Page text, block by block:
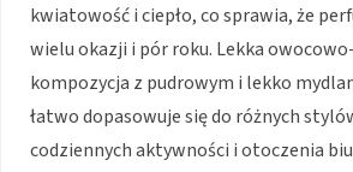
kwiatowość i ciepło, co sprawia, że
wielu okazji i pór roku. Lekka
kompozycja z pudrowym i lekko
łatwo dopasowuje się do różnych
codziennych aktywności i otoczenia